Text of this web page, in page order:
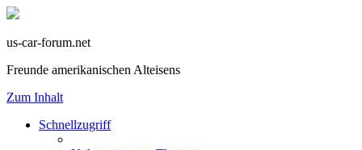
us-car-forum.net
Freunde amerikanischen Alteisens
Zum Inhalt
Schnellzugriff